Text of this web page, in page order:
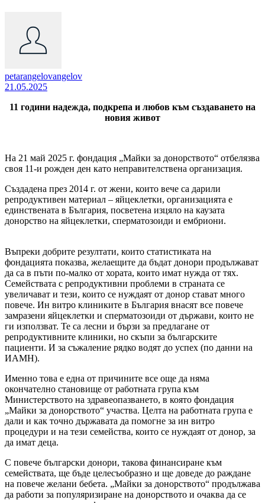
petarangelovangelov
21.05.2025
11 години надежда, подкрепа и любов към създаването на
новия живот
На 21 май 2025 г. фондация „Майки за донорството“ отбелязва
своя 11-и рожден ден като неправителствена организация.
Създадена през 2014 г. от жени, които вече са дарили
репродуктивен материал – яйцеклетки, организацията е
единствената в България, посветена изцяло на каузата
донорство на яйцеклетки, сперматозоиди и ембриони.
Въпреки добрите резултати, които статистиката на
фондацията показва, желаещите да бъдат донори продължават
да са в пъти по-малко от хората, които имат нужда от тях.
Семействата с репродуктивни проблеми в страната се
увеличават и тези, които се нуждаят от донор стават много
повече. Ин витро клиниките в България внасят все повече
замразени яйцеклетки и сперматозоиди от държави, които не
ги използват. Те са лесни и бързи за предлагане от
репродуктивните клиники, но скъпи за българските
пациенти. И за съжаление рядко водят до успех (по данни на
ИАМН).
Именно това е една от причините все още да няма
окончателно становище от работната група към
Министерството на здравеопазването, в която фондация
„Майки за донорството“ участва. Целта на работната група е
дали и как точно държавата да помогне за ин витро
процедури и на тези семейства, които се нуждаят от донор, за
да имат деца.
С повече български донори, такова финансиране към
семействата, ще бъде целесъобразно и ще доведе до раждане
на повече желани бебета. „Майки за донорството“ продължава
да работи за популяризиране на донорството и очаква да се